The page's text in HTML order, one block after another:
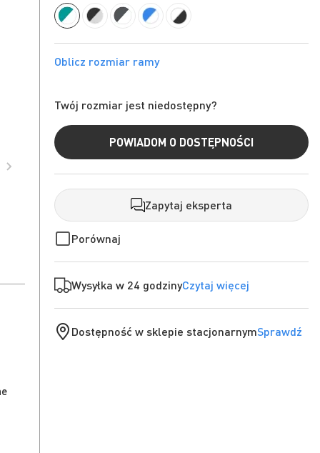
Zapytaj eksperta
Porównaj
Wysyłka w 24 godzinyCzytaj więcej
Dostępność w sklepie stacjonarnymSprawdź
Twój rozmiar jest niedostępny?
POWIADOM O DOSTĘPNOŚCI